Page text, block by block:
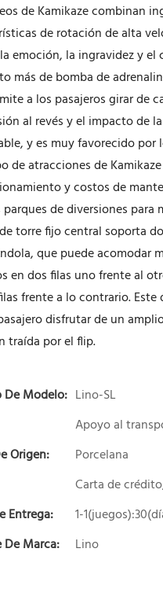
de Kamikaze combinan
de rotación de alta
emoción, la ingravidez y
más de bomba de
a los pasajeros girar de
al revés y el impacto de
y es muy favorecido por
de atracciones de
y costos de
parques de diversiones
torre fijo central soporta
que puede acomodar
en dos filas uno frente al
frente a lo contrario.
disfrutar de un
traída por el flip.
De Modelo: Lino-SL
Apoyo al
Origen:
Porcelana
Carta de
Entrega:
1-
De Marca:
Lino